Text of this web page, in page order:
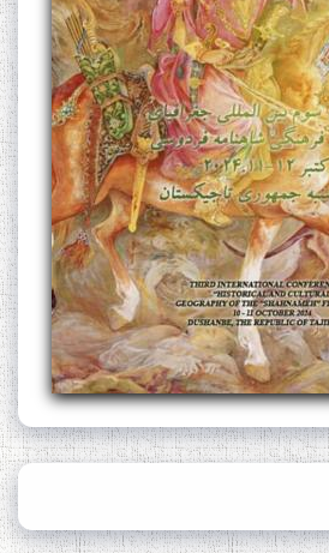
Муъмин Қаноат\Meeting of
young talents with Mumyin
Kanoat
The Persian Gulf Beautiful
poetry from Устод Мумин
Қаноат (Ustod Mumin Qanoat)
and Master Mehryar
Mehrafarin about the conflict
of the name of the Persian
Gulf
Сайри Дарвоз бо Мӯъмин